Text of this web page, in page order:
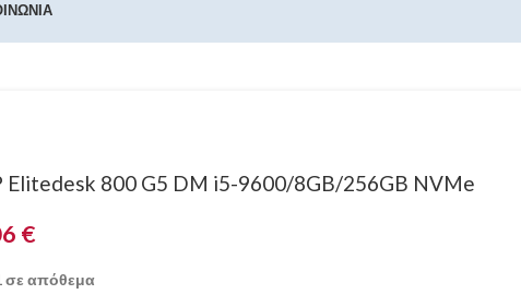
Elitedesk 800 G5 DM i5-9600/8GB/256GB NVMe
€
σε απόθεμα